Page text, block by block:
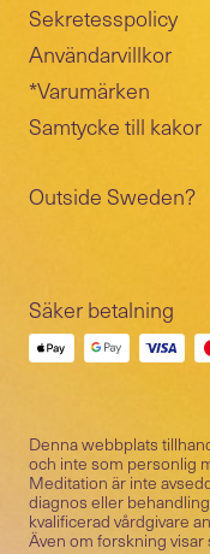
Sekretesspolicy
Användarvillkor
*Varumärken
Samtycke till kakor
Outside Sweden?
Säker betalning
Denna webbplats
och inte som personlig
Meditation är inte
diagnos eller
kvalificerad vårdgivare
Även om forskning